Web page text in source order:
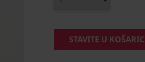
STAVITE U